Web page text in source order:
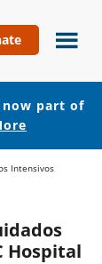
now part of
Intensivos
Hospital